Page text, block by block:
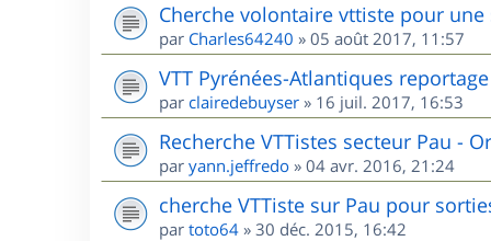
Cherche volontaire vttiste pour
par Charles64240 » 05 août 2017, 11:57
VTT Pyrénées-Atlantiques
par clairedebuyser » 16 juil. 2017, 16:53
Recherche VTTistes secteur Pau -
par yann.jeffredo » 04 avr. 2016, 21:24
cherche VTTiste sur Pau pour
par toto64 » 30 déc. 2015, 16:42